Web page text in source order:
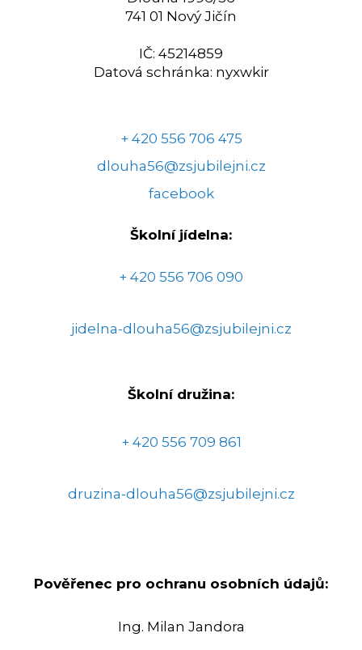
741 01 Nový Jičín
IČ: 45214859
Datová schránka: nyxwkir
+ 420 556 706 475
dlouha56@zsjubilejni.cz
facebook
Školní jídelna:
+ 420 556 706 090
jidelna-dlouha56@zsjubilejni.cz
Školní družina:
+ 420 556 709 861
druzina-dlouha56@zsjubilejni.cz
Pověřenec pro ochranu osobních údajů:
Ing. Milan Jandora